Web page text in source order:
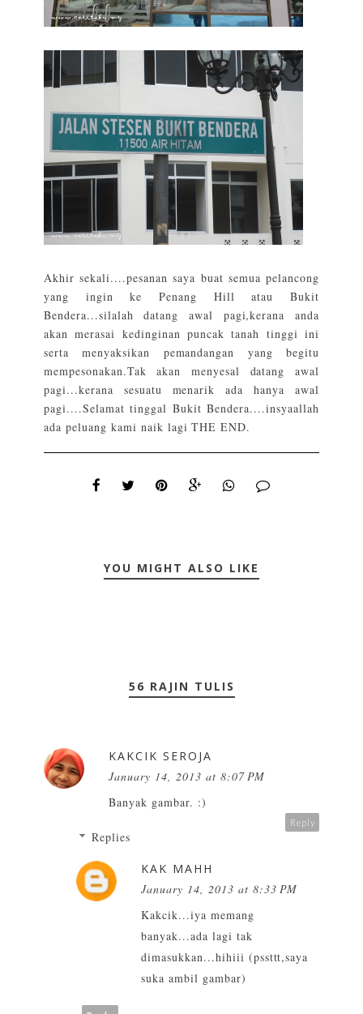
Akhir sekali....pesanan saya buat semua pelancong
yang ingin ke Penang Hill atau Bukit
Bendera...silalah datang awal pagi,kerana anda
akan merasai kedinginan puncak tanah tinggi ini
serta menyaksikan pemandangan yang begitu
mempesonakan.Tak akan menyesal datang awal
pagi...kerana sesuatu menarik ada hanya awal
pagi....Selamat tinggal Bukit Bendera....insyaallah
ada peluang kami naik lagi THE END.
YOU MIGHT ALSO LIKE
56 RAJIN TULIS
KAKCIK SEROJA
January 14, 2013 at 8:07 PM
Banyak gambar. :)
Reply
Replies
KAK MAHH
January 14, 2013 at 8:33 PM
Kakcik...iya memang
banyak...ada lagi tak
dimasukkan...hihiii (pssttt,saya
suka ambil gambar)